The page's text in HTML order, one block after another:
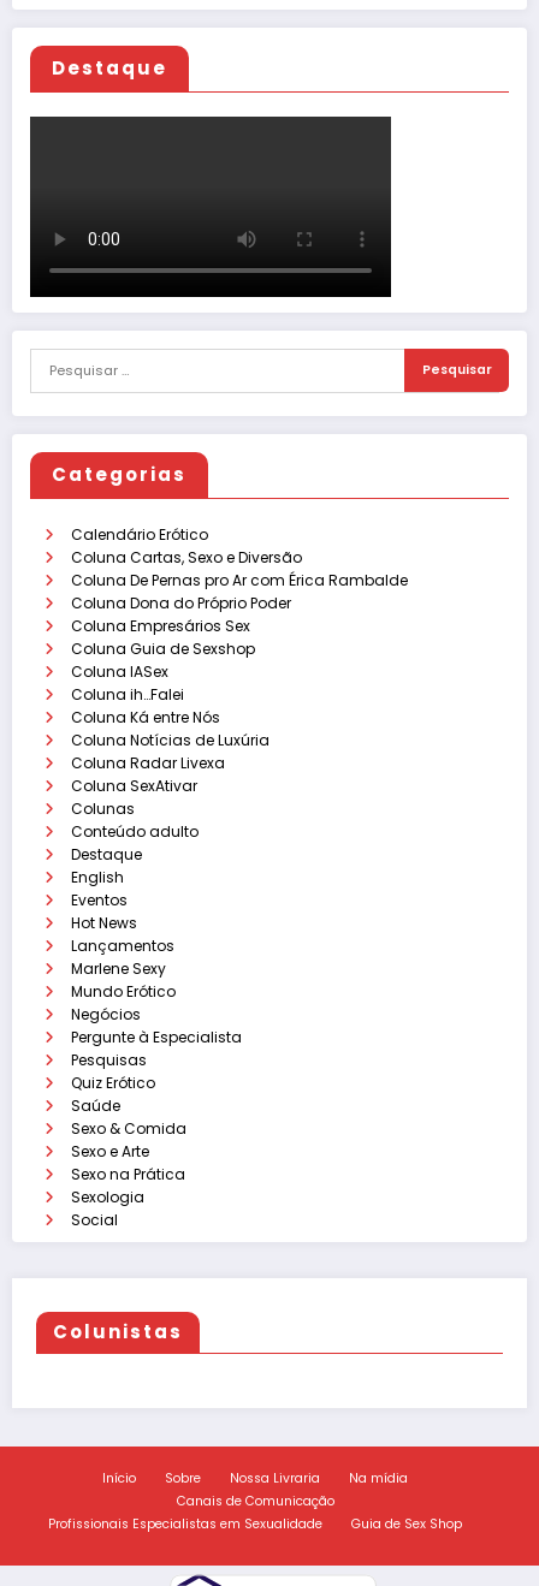
Destaque
Categorias
Calendário Erótico
Coluna Cartas, Sexo e Diversão
Coluna De Pernas pro Ar com Érica Rambalde
Coluna Dona do Próprio Poder
Coluna Empresários Sex
Coluna Guia de Sexshop
Coluna IASex
Coluna ih…Falei
Coluna Ká entre Nós
Coluna Notícias de Luxúria
Coluna Radar Livexa
Coluna SexAtivar
Colunas
Conteúdo adulto
Destaque
English
Eventos
Hot News
Lançamentos
Marlene Sexy
Mundo Erótico
Negócios
Pergunte à Especialista
Pesquisas
Quiz Erótico
Saúde
Sexo & Comida
Sexo e Arte
Sexo na Prática
Sexologia
Social
Colunistas
Início Sobre Nossa Livraria
Na mídia
Canais de Comunicação
Profissionais Especialistas em Sexualidade
Guia de Sex Shop